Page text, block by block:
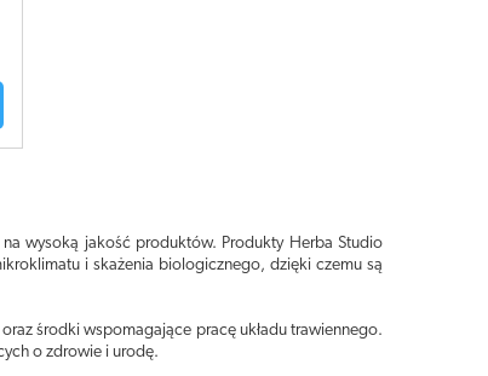
wysoką jakość produktów. Produkty Herba Studio
i skażenia biologicznego, dzięki czemu są
środki wspomagające pracę układu trawiennego.
o zdrowie i urodę.